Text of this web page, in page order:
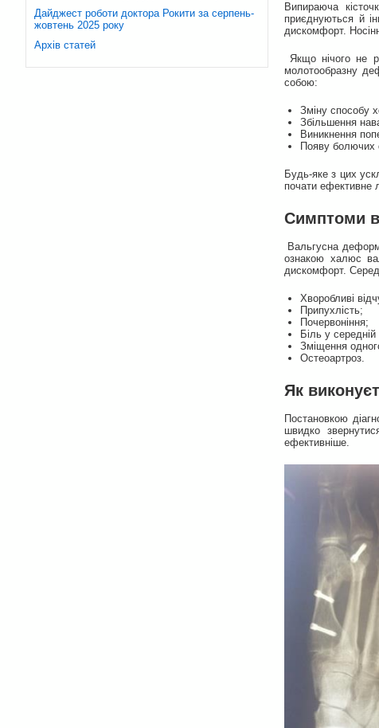
Дайджест роботи доктора Рокити за серпень-
жовтень 2025 року
Архів статей
Випираюча
приєднуються й
дискомфорт.
Якщо нічого не
молотообразну
собою:
Зміну способу
Збільшення
Виникнення
Появу болючих
Будь-яке з цих
почати ефективне
Симптоми
Вальгусна
ознакою халюс
дискомфорт. Серед
Хворобливі
Припухлість;
Почервоніння;
Біль у
Зміщення
Остеоартроз.
Як
Постановкою
швидко
ефективніше.